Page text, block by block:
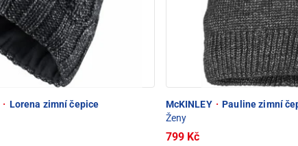
· Lorena zimní čepice
McKINLEY · Pauline zimní
Ženy
799 Kč